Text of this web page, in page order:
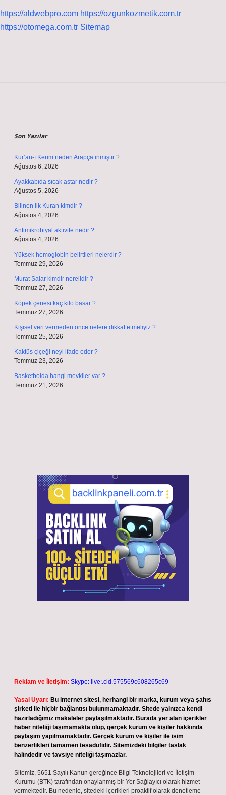
https://aldwebpro.com https://ozgunkozmetik.com.tr
https://otomega.com.tr Sitemap
Son Yazılar
Kur’an-ı Kerim neden Arapça inmiştir ?
Ağustos 6, 2026
Ayakkabıda sıcak astar nedir ?
Ağustos 5, 2026
Bilinen ilk Kuran kimdir ?
Ağustos 4, 2026
Antimikrobiyal aktivite nedir ?
Ağustos 4, 2026
Yüksek hemoglobin belirtileri nelerdir ?
Temmuz 29, 2026
Murat Salar kimdir nerelidir ?
Temmuz 27, 2026
Köpek çenesi kaç kilo basar ?
Temmuz 27, 2026
Kişisel veri vermeden önce nelere dikkat etmeliyiz ?
Temmuz 25, 2026
Kaktüs çiçeği neyi ifade eder ?
Temmuz 23, 2026
Basketbolda hangi mevkiler var ?
Temmuz 21, 2026
Reklam ve İletişim: Skype: live:.cid.575569c608265c69
Yasal Uyarı: Bu internet sitesi, herhangi bir marka, kurum veya şahıs
şirketi ile hiçbir bağlantısı bulunmamaktadır. Sitede yalnızca kendi
hazırladığımız makaleler paylaşılmaktadır. Burada yer alan içerikler
haber niteliği taşımamakta olup, gerçek kurum ve kişiler hakkında
paylaşım yapılmamaktadır. Gerçek kurum ve kişiler ile isim
benzerlikleri tamamen tesadüfidir. Sitemizdeki bilgiler taslak
halindedir ve tavsiye niteliği taşımazlar.
Sitemiz, 5651 Sayılı Kanun gereğince Bilgi Teknolojileri ve İletişim
Kurumu (BTK) tarafından onaylanmış bir Yer Sağlayıcı olarak hizmet
vermektedir. Bu nedenle, sitedeki içerikleri proaktif olarak denetleme